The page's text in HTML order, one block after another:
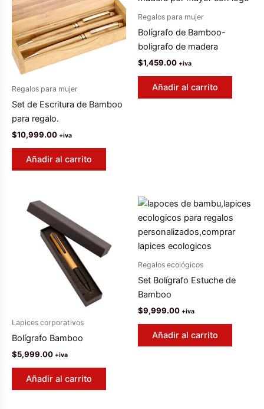
Regalos para mujer
Set de Escritura de Bamboo
para regalo.
$10,999.00 +iva
Añadir al carrito
Regalos para mujer
Bolígrafo de Bamboo-
boligrafo de madera
$1,459.00 +iva
Añadir al carrito
Lapices corporativos
Bolígrafo Bamboo
$5,999.00 +iva
Añadir al carrito
Regalos ecológicos
Set Bolígrafo Estuche de
Bamboo
$9,999.00 +iva
Añadir al carrito